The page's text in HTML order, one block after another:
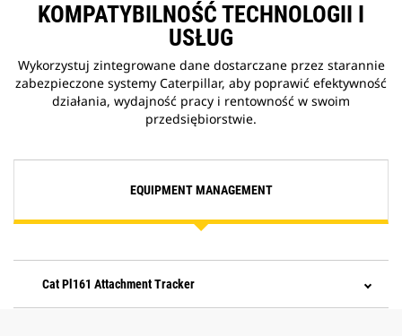
KOMPATYBILNOŚĆ TECHNOLOGII I
USŁUG
Wykorzystuj zintegrowane dane dostarczane przez starannie
zabezpieczone systemy Caterpillar, aby poprawić efektywność
działania, wydajność pracy i rentowność w swoim
przedsiębiorstwie.
EQUIPMENT MANAGEMENT
Cat Pl161 Attachment Tracker